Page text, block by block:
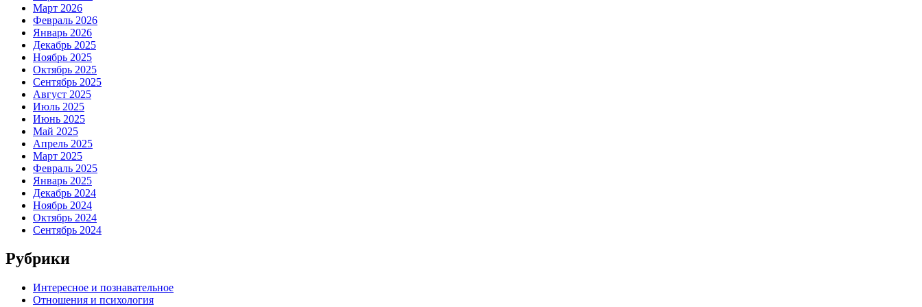
Март 2026
Февраль 2026
Январь 2026
Декабрь 2025
Ноябрь 2025
Октябрь 2025
Сентябрь 2025
Август 2025
Июль 2025
Июнь 2025
Май 2025
Апрель 2025
Март 2025
Февраль 2025
Январь 2025
Декабрь 2024
Ноябрь 2024
Октябрь 2024
Сентябрь 2024
Рубрики
Интересное и познавательное
Отношения и психология